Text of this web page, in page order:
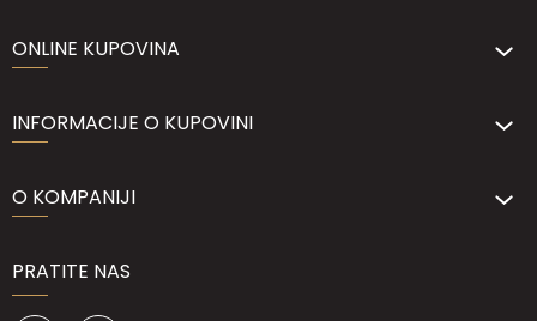
ONLINE KUPOVINA
INFORMACIJE O KUPOVINI
O KOMPANIJI
PRATITE NAS